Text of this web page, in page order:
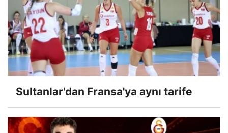
Sultanlar'dan Fransa'ya aynı tarife